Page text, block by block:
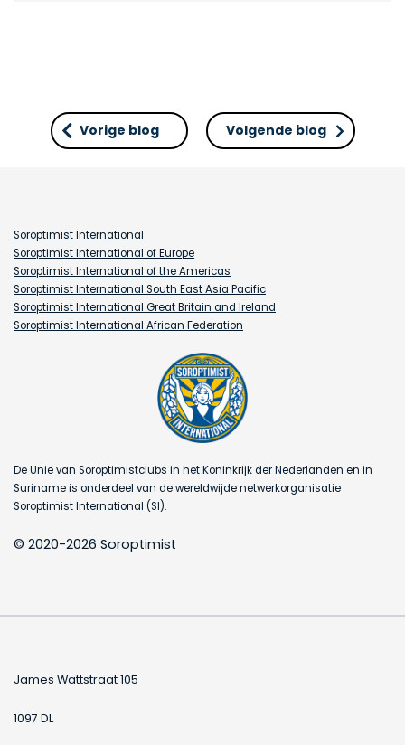
Vorige blog Volgende blog
Soroptimist International
Soroptimist International of Europe
Soroptimist International of the Americas
Soroptimist International South East Asia Pacific
Soroptimist International Great Britain and Ireland
Soroptimist International African Federation
De Unie van Soroptimistclubs in het Koninkrijk der Nederlanden en in
Suriname is onderdeel van de wereldwijde netwerkorganisatie
Soroptimist International (SI).
© 2020-2026 Soroptimist
James Wattstraat 105
1097 DL